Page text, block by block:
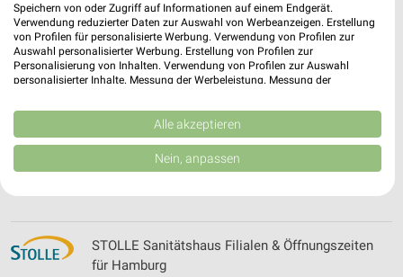
Stackmann Filialen & Öffnungszeiten für
Buxtehude
stilwerk Prospekte und Angebote für Hamburg
STOLLE Sanitätshaus Filialen & Öffnungszeiten
für Hamburg
Speichern von oder Zugriff auf Informationen auf einem Endgerät.
Verwendung reduzierter Daten zur Auswahl von Werbeanzeigen. Erstellung
von Profilen für personalisierte Werbung. Verwendung von Profilen zur
Auswahl personalisierter Werbung. Erstellung von Profilen zur
Personalisierung von Inhalten. Verwendung von Profilen zur Auswahl
personalisierter Inhalte. Messung der Werbeleistung. Messung der
Kombinationen von Daten aus verschiedenen Quellen. Entwicklung und
Verbesserung der Angebote. Verwendung reduzierter Daten zur Auswahl
von Inhalten.
Daten können außerhalb der Europäischen Union weitergegeben und in die
USA gesendet werden.
Website/App.
Wir nutzen Ihre Daten für folgende Zwecke:
IAB-Verarbeitungszwecke:
Alle akzeptieren
Nein, anpassen